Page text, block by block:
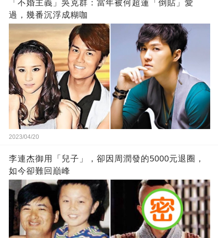
「不婚主義」吳克群：當年被何超蓮「倒貼」愛
過，幾番沉浮成糊咖
2023/04/20
李連杰御用「兒子」，卻因周潤發的5000元退圈，
如今卻難回巔峰